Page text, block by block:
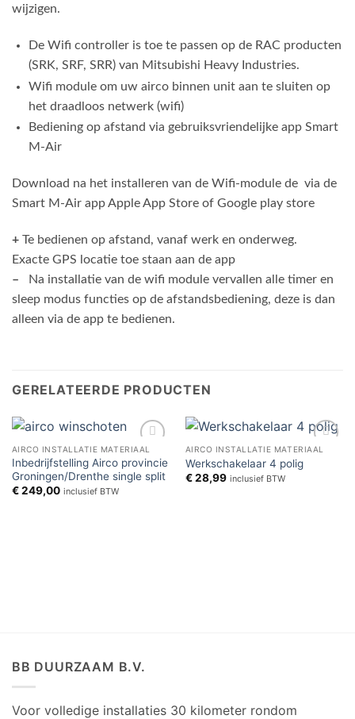
wijzigen.
De Wifi controller is toe te passen op de RAC producten
(SRK, SRF, SRR) van Mitsubishi Heavy Industries.
Wifi module om uw airco binnen unit aan te sluiten op
het draadloos netwerk (wifi)
Bediening op afstand via gebruiksvriendelijke app Smart
M-Air
Download na het installeren van de Wifi-module de via de
Smart M-Air app Apple App Store of Google play store
+ Te bedienen op afstand, vanaf werk en onderweg.
Exacte GPS locatie toe staan aan de app
– Na installatie van de wifi module vervallen alle timer en
sleep modus functies op de afstandsbediening, deze is dan
alleen via de app te bedienen.
GERELATEERDE PRODUCTEN
Toevoegen
aan
verlanglijst
AIRCO INSTALLATIE MATERIAAL
Inbedrijfstelling Airco provincie
Groningen/Drenthe single split
€249,00 inclusief BTW
Toevoegen
aan
AIRCO INSTALLATIE MATERIAAL
Werkschakelaar 4 polig
€28,99 inclusief BTW
BB DUURZAAM B.V.
Voor volledige installaties 30 kilometer rondom